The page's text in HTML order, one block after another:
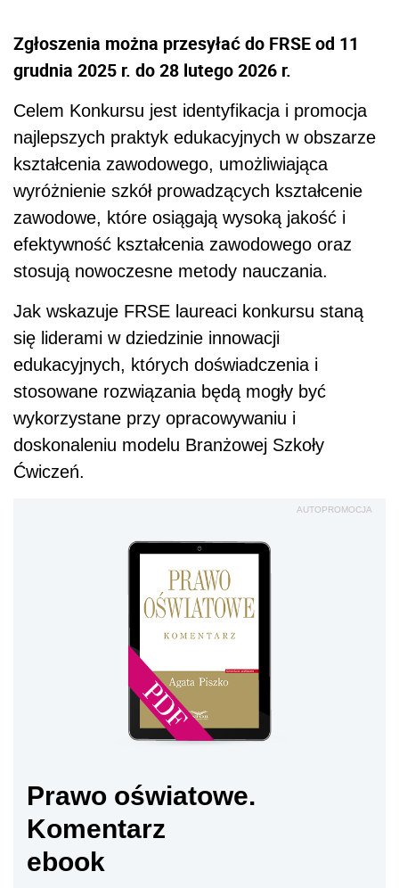
Zgłoszenia można przesyłać do FRSE od 11
grudnia 2025 r. do 28 lutego 2026 r.
Celem Konkursu jest identyfikacja i promocja
najlepszych praktyk edukacyjnych w obszarze
kształcenia zawodowego, umożliwiająca
wyróżnienie szkół prowadzących kształcenie
zawodowe, które osiągają wysoką jakość i
efektywność kształcenia zawodowego oraz
stosują nowoczesne metody nauczania.
Jak wskazuje FRSE laureaci konkursu staną
się liderami w dziedzinie innowacji
edukacyjnych, których doświadczenia i
stosowane rozwiązania będą mogły być
wykorzystane przy opracowywaniu i
doskonaleniu modelu Branżowej Szkoły
Ćwiczeń.
AUTOPROMOCJA
Prawo oświatowe.
Komentarz
ebook